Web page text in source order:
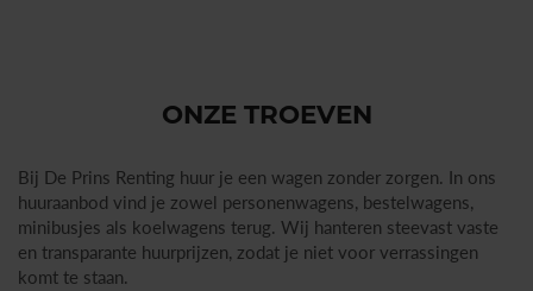
ONZE TROEVEN
Bij De Prins Renting huur je een wagen zonder zorgen. In ons
huuraanbod vind je zowel personenwagens, bestelwagens,
minibusjes als koelwagens terug. Wij hanteren steevast vaste
en transparante huurprijzen, zodat je niet voor verrassingen
komt te staan.